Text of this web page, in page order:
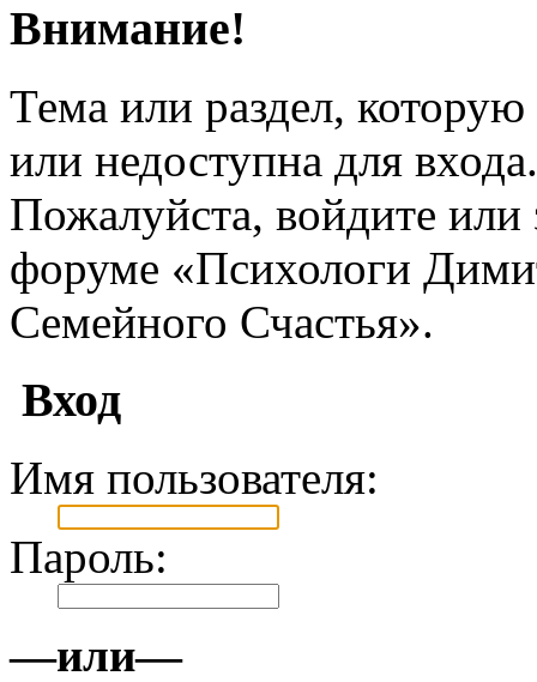
Внимание!
Тема или раздел,
или недоступна для входа.
Пожалуйста, войдите или
форуме «Психологи
Семейного Счастья».
Вход
Имя пользователя:
Пароль:
—или—